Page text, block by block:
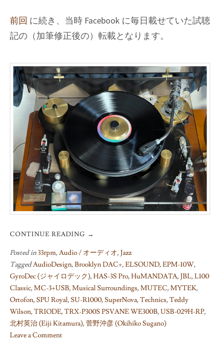
レ
コ
ー
試
聴
前回 に続き、当時 Facebook に毎日載せていた試聴
記の（加筆修正後の）転載となります。
CONTINUE READING →
Posted in33rpm,Audio / オーディオ,Jazz
TaggedAudioDesign,Brooklyn DAC+,ELSOUND,EPM-10W,
GyroDec (ジャイロデック),HAS-3S Pro,HuMANDATA,JBL,L100
Classic,MC-3+USB,Musical Surroundings,MUTEC,MYTEK,
Ortofon,SPU Royal,SU-R1000,SuperNova,Technics,Teddy
Wilson,TRIODE,TRX-P300S PSVANE WE300B,USB-029H-RP,
北村英治 (Eiji Kitamura),菅野沖彦 (Okihiko Sugano)
Leave a Comment